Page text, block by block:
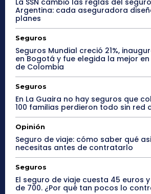
La SSN cambió las reglas del
Argentina: cada aseguradora
planes
Seguros
Seguros Mundial creció 21%,
en Bogotá y fue elegida la mejor
de Colombia
Seguros
En La Guaira no hay seguros que
100 familias perdieron todo sin red
Opinión
Seguro de viaje: cómo saber qué
necesitas antes de contratarlo
Seguros
El seguro de viaje cuesta 45 euros
de 700. ¿Por qué tan pocos lo